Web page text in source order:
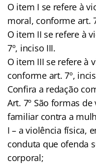
O item I se refere à
moral, conforme art.
O item II se refere à
7º, inciso III.
O item III se refere à
conforme art. 7º,
Confira a redação
Art. 7º São formas
familiar contra a
I – a violência física,
conduta que ofenda
corporal;